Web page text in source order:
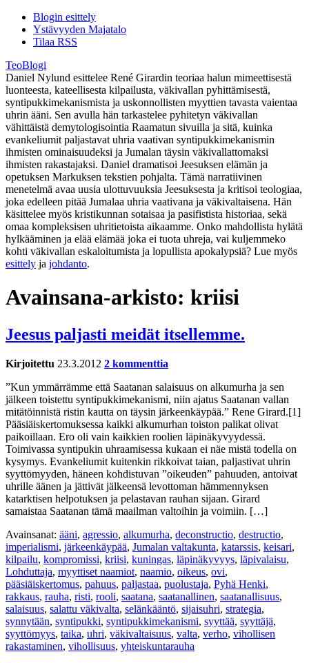
Blogin esittely
Ystävyyden Majatalo
Tilaa RSS
TeoBlogi
Daniel Nylund esittelee René Girardin teoriaa halun mimeettisestä
luonteesta, kateellisesta kilpailusta, väkivallan pyhittämisestä,
syntipukkimekanismista ja uskonnollisten myyttien tavasta vaientaa
uhrin ääni. Sen avulla hän tarkastelee pyhitetyn väkivallan
vähittäistä demytologisointia Raamatun sivuilla ja sitä, kuinka
evankeliumit paljastavat uhria vaativan syntipukkimekanismin
ihmisten ominaisuudeksi ja Jumalan täysin väkivallattomaksi
ihmisten rakastajaksi. Daniel dramatisoi Jeesuksen elämän ja
opetuksen Markuksen tekstien pohjalta. Tämä narratiivinen
menetelmä avaa uusia ulottuvuuksia Jeesuksesta ja kritisoi teologiaa,
joka edelleen pitää Jumalaa uhria vaativana ja väkivaltaisena. Hän
käsittelee myös kristikunnan sotaisaa ja pasifistista historiaa, sekä
omaa kompleksisen uhritietoista aikaamme. Onko mahdollista hylätä
hylkääminen ja elää elämää joka ei tuota uhreja, vai kuljemmeko
kohti väkivallan eskaloitumista ja lopullista apokalypsiä? Lue myös
esittely ja johdanto.
Avainsana-arkisto: kriisi
Jeesus paljasti meidät itsellemme.
Kirjoitettu 23.3.2012 2 kommenttia
”Kun ymmärrämme että Saatanan salaisuus on alkumurha ja sen
jälkeen toistettu syntipukkimekanismi, niin ajatus Saatanan vallan
mitätöinnistä ristin kautta on täysin järkeenkäypää.” Rene Girard.[1]
Pääsiäiskertomuksessa kaikki alkumurhan toiston palikat olivat
paikoillaan. Ero oli vain kaikkien roolien läpinäkyvyydessä.
Toimivassa syntipukin uhraamisessa kukaan ei näe mistä todella on
kysymys. Evankeliumit kuitenkin rikkoivat taian, paljastivat uhrin
syyttömyyden, häneen kohdistuvan ”oikeuden” pahuuden, antoivat
uhrille äänen ja jättivät jälkeensä levottoman hämmennyksen
katarktisen helpotuksen ja pelastavan rauhan sijaan. Girard
samaistaa Saatanan tämä maailman valtoihin ja voimiin. […]
Avainsanat: ääni, agressio, alkumurha, deconstructio, destructio,
imperialismi, järkeenkäypää, Jumalan valtakunta, katarssis, keisari,
kilpailu, kompromissi, kriisi, kuningas, läpinäkyvyys, läpivalaisu,
Lohduttaja, myyttiset naamiot, naamio, oikeus, ovi,
pääsiäiskertomus, pahuus, paljastaa, puolustaja, Pyhä Henki,
rakkaus, rauha, risti, rooli, saatana, saatanallinen, saatanallisuus,
salaisuus, salattu väkivalta, selänkääntö, sijaisuhri, strategia,
synnytään, syntipukki, syntipukkimekanismi, syyttää, syyttäjä,
syyttömyys, taika, uhri, väkivaltaisuus, valta, verho, vihollisen
rakastaminen, vihollisuus, yhteiskuntarauha